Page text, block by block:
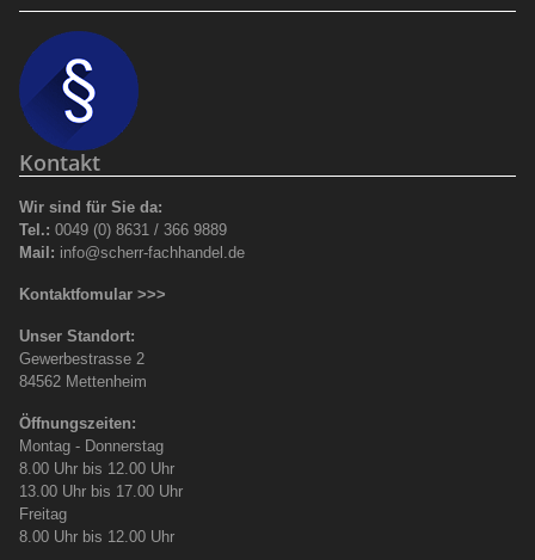
Kontakt
Wir sind für Sie da:
Tel.: 0049 (0) 8631 / 366 9889
Mail: info@scherr-fachhandel.de
Kontaktfomular >>>
Unser Standort:
Gewerbestrasse 2
84562 Mettenheim
Öffnungszeiten:
Montag - Donnerstag
8.00 Uhr bis 12.00 Uhr
13.00 Uhr bis 17.00 Uhr
Freitag
8.00 Uhr bis 12.00 Uhr